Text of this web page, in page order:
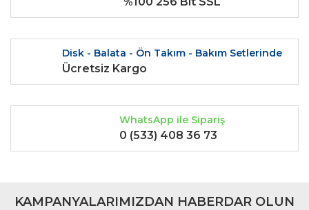
Disk - Balata - Ön Takım - Bakım Setlerinde
Ücretsiz Kargo
WhatsApp ile Sipariş
0 (533) 408 36 73
KAMPANYALARIMIZDAN HABERDAR OLUN